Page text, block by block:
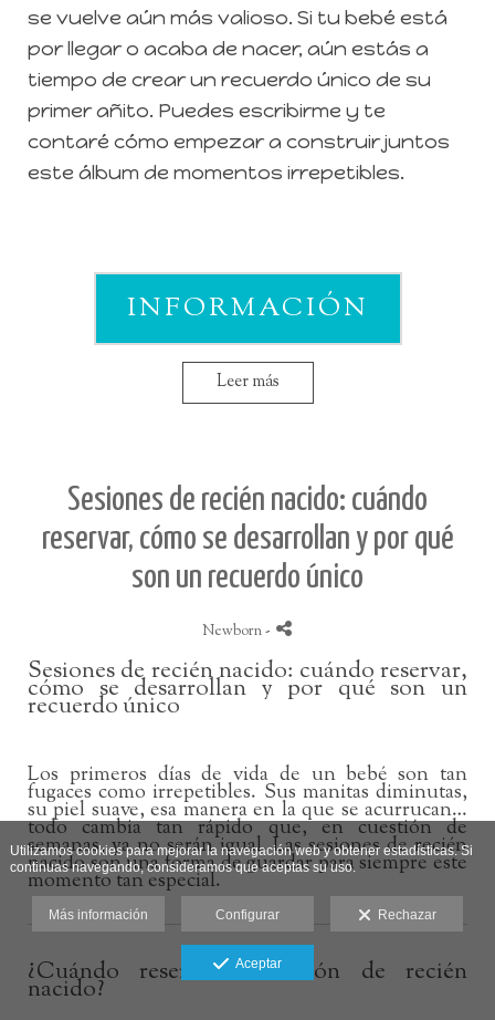
se vuelve aún más valioso. Si tu bebé está
por llegar o acaba de nacer, aún estás a
tiempo de crear un recuerdo único de su
primer añito. Puedes escribirme y te
contaré cómo empezar a construir juntos
este álbum de momentos irrepetibles.
INFORMACIÓN
Leer más
Sesiones de recién nacido: cuándo
reservar, cómo se desarrollan y por qué
son un recuerdo único
Newborn-
Sesiones de recién nacido: cuándo reservar,
cómo se desarrollan y por qué son un
recuerdo único
Los primeros días de vida de un bebé son tan
fugaces como irrepetibles. Sus manitas diminutas,
su piel suave, esa manera en la que se acurrucan…
todo cambia tan rápido que, en cuestión de
semanas, ya no serán igual. Las sesiones de recién
nacido son una forma de guardar para siempre este
momento tan especial.
¿Cuándo reservar la sesión de recién
nacido?
Utilizamos cookies para mejorar la navegación web y obtener estadísticas. Si
continuas navegando, consideramos que aceptas su uso.
Más información Configurar Rechazar
Aceptar